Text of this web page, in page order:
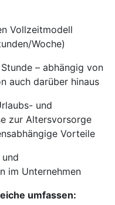
Vollzeitmodell
Woche)
– abhängig von
auch darüber hinaus
und
zur Altersvorsorge
Vorteile
im Unternehmen
umfassen: